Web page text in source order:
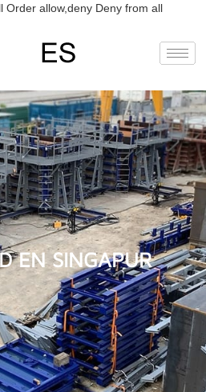
Order allow,deny Deny from allIr
EN
FR
RU
ES
EN SINGAPUR